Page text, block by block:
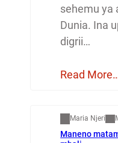
sehemu ya
Dunia. Ina
digrii…
Read
Maria Njeri
Maneno